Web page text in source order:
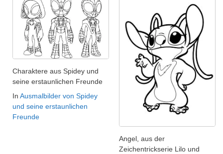
Charaktere aus Spidey und
seine erstaunlichen Freunde
In Ausmalbilder von Spidey
und seine erstaunlichen
Freunde
Angel, aus der
Zeichentrickserie Lilo und